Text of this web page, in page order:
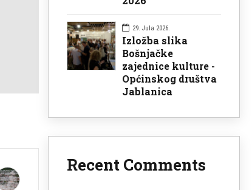
29. Jula 2026.
Izložba slika
Bošnjačke
zajednice kulture -
Općinskog društva
Jablanica
Recent Comments